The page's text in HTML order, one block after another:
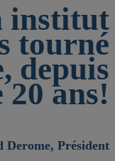
institut
tourné
depuis
20 ans!
Président